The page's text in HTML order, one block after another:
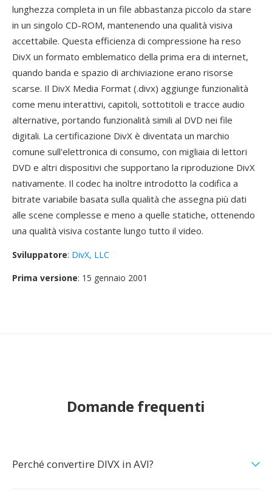
lunghezza completa in un file abbastanza piccolo da stare
in un singolo CD-ROM, mantenendo una qualità visiva
accettabile. Questa efficienza di compressione ha reso
DivX un formato emblematico della prima era di internet,
quando banda e spazio di archiviazione erano risorse
scarse. Il DivX Media Format (.divx) aggiunge funzionalità
come menu interattivi, capitoli, sottotitoli e tracce audio
alternative, portando funzionalità simili al DVD nei file
digitali. La certificazione DivX è diventata un marchio
comune sull'elettronica di consumo, con migliaia di lettori
DVD e altri dispositivi che supportano la riproduzione DivX
nativamente. Il codec ha inoltre introdotto la codifica a
bitrate variabile basata sulla qualità che assegna più dati
alle scene complesse e meno a quelle statiche, ottenendo
una qualità visiva costante lungo tutto il video.
Sviluppatore: DivX, LLC
Prima versione: 15 gennaio 2001
Domande frequenti
Perché convertire DIVX in AVI?